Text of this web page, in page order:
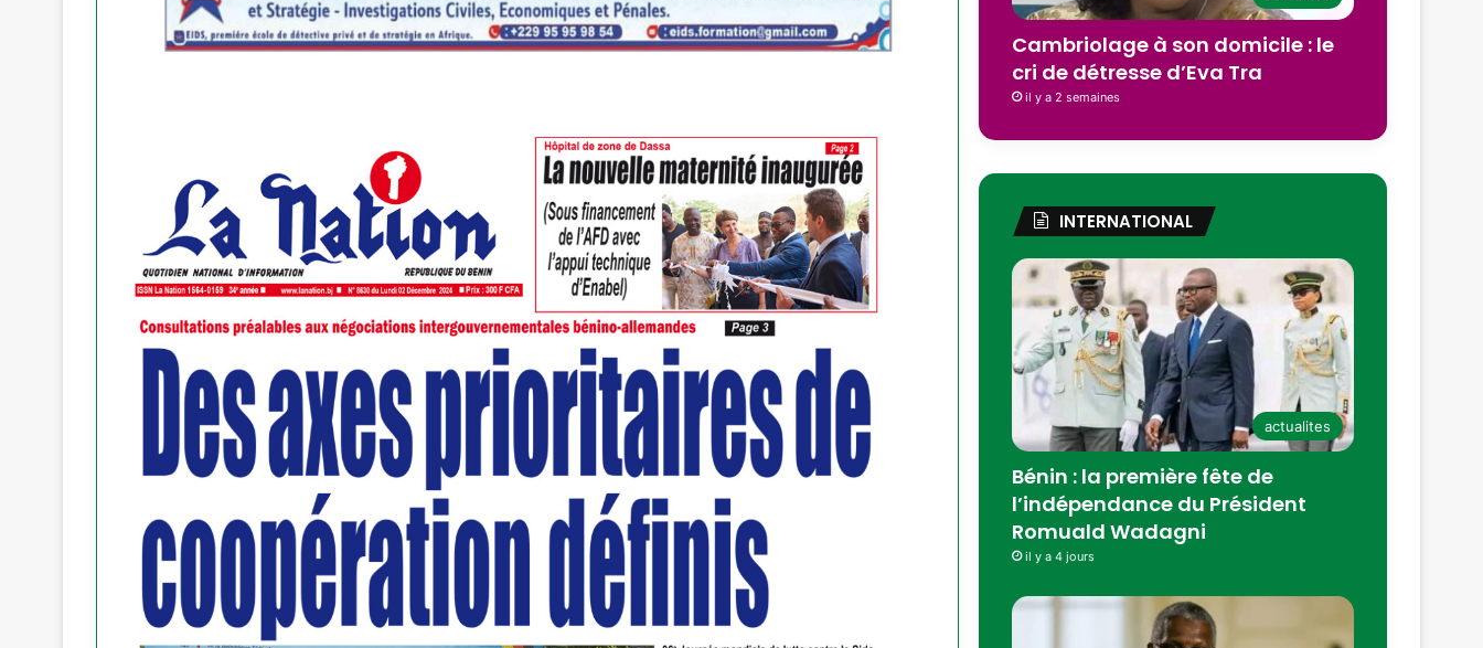
Cambriolage à son domicile : le
cri de détresse d’Eva Tra
il y a 2 semaines
INTERNATIONAL
actualites
Bénin : la première fête de
l’indépendance du Président
Romuald Wadagni
il y a 4 jours